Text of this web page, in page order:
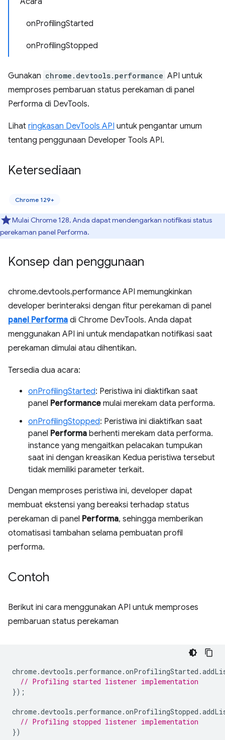
onProfilingStarted
onProfilingStopped
Gunakan chrome.devtools.performance API untuk
memproses pembaruan status perekaman di panel
Performa di DevTools.
Lihat ringkasan DevTools API untuk pengantar umum
tentang penggunaan Developer Tools API.
Ketersediaan
Chrome 129+
Mulai Chrome 128, Anda dapat mendengarkan notifikasi status
perekaman panel Performa.
Konsep dan penggunaan
chrome.devtools.performance API memungkinkan
developer berinteraksi dengan fitur perekaman di panel
panel Performa di Chrome DevTools. Anda dapat
menggunakan API ini untuk mendapatkan notifikasi saat
perekaman dimulai atau dihentikan.
Tersedia dua acara:
onProfilingStarted: Peristiwa ini diaktifkan saat
panel Performance mulai merekam data performa.
onProfilingStopped: Peristiwa ini diaktifkan saat
panel Performa berhenti merekam data performa.
instance yang mengaitkan pelacakan tumpukan
saat ini dengan kreasikan Kedua peristiwa tersebut
tidak memiliki parameter terkait.
Dengan memproses peristiwa ini, developer dapat
membuat ekstensi yang bereaksi terhadap status
perekaman di panel Performa, sehingga memberikan
otomatisasi tambahan selama pembuatan profil
performa.
Contoh
Berikut ini cara menggunakan API untuk memproses
pembaruan status perekaman
chrome.devtools .performance.onProfilingStarted .
// Profiling started listener implementation
});
chrome.devtools .performance.onProfilingStopped .
// Profiling stopped listener implementation
})